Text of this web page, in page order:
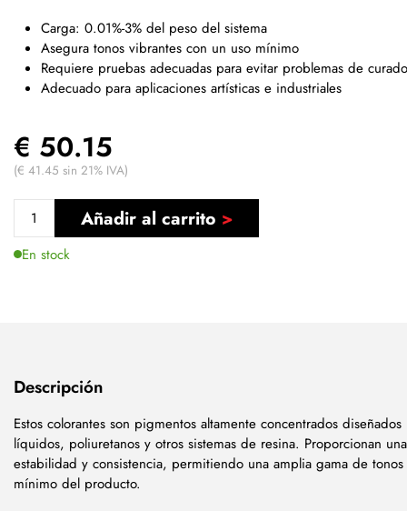
Carga: 0.01%-3% del peso del sistema
Asegura tonos vibrantes con un uso mínimo
Requiere pruebas adecuadas para evitar problemas de curado
Adecuado para aplicaciones artísticas e industriales
€ 50.15
(€ 41.45 sin 21% IVA)
Añadir al carrito
En stock
Descripción
Estos colorantes son pigmentos altamente concentrados
líquidos, poliuretanos y otros sistemas de resina. Proporcionan
estabilidad y consistencia, permitiendo una amplia gama de
mínimo del producto.